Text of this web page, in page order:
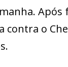
o